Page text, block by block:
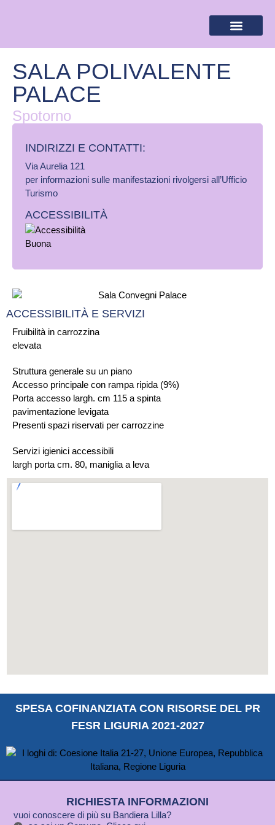
SALA POLIVALENTE
PALACE
Spotorno
INDIRIZZI E CONTATTI:​
Via Aurelia 121
per informazioni sulle manifestazioni rivolgersi all’Ufficio
Turismo
ACCESSIBILITÀ
Fruibilità in carrozzina
elevata
Struttura generale su un piano
Accesso principale con rampa ripida (9%)
Porta accesso largh. cm 115 a spinta
pavimentazione levigata
Presenti spazi riservati per carrozzine
Servizi igienici accessibili
largh porta cm. 80, maniglia a leva
ACCESSIBILITÀ E SERVIZI
SPESA COFINANZIATA CON RISORSE DEL PR
FESR LIGURIA 2021-2027
RICHIESTA INFORMAZIONI
vuoi conoscere di più su Bandiera Lilla?